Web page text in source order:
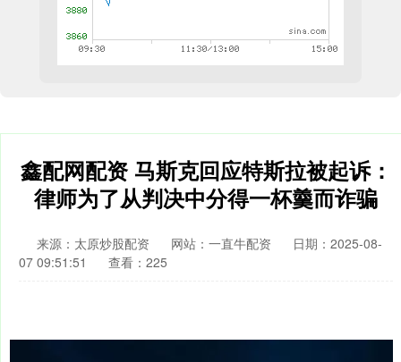
鑫配网配资 马斯克回应特斯拉被起诉：
律师为了从判决中分得一杯羹而诈骗
来源：太原炒股配资 网站：一直牛配资
日期：2025-08-
07 09:51:51
查看：225